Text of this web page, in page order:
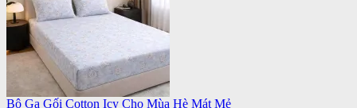
Bộ Ga Gối Cotton Icy Cho Mùa Hè Mát Mẻ